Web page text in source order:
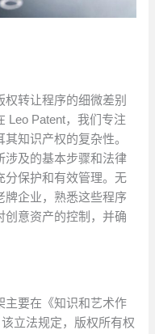
转让程序的细微差别
Leo Patent，我们专注
知识产权的复杂性。
涉及的基本步骤和法律
分保护和有效管理。无
牌企业，熟悉这些程序
创意资产的控制，并确
主要在《知识和艺术作
立法规定，版权所有权